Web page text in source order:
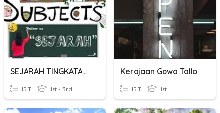
SEJARAH TINGKATAN 1(BAB 7)
15 T 1st - 3rd
Kerajaan Gowa Tallo
15 T 1st